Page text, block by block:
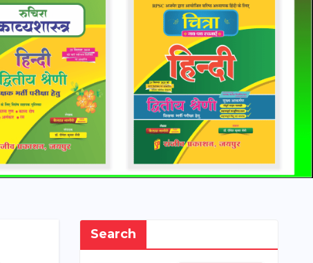
Search